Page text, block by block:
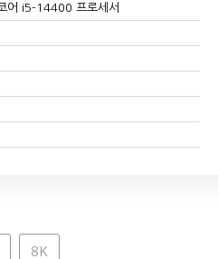
어 i5-14400 프로세서
8K